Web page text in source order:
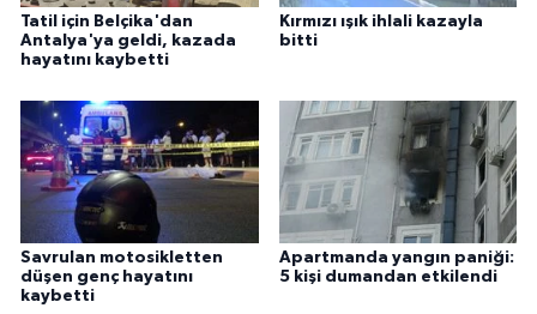
Tatil için Belçika'dan
Antalya'ya geldi, kazada
hayatını kaybetti
Kırmızı ışık ihlali kazayla
bitti
Savrulan motosikletten
düşen genç hayatını
kaybetti
Apartmanda yangın paniği:
5 kişi dumandan etkilendi